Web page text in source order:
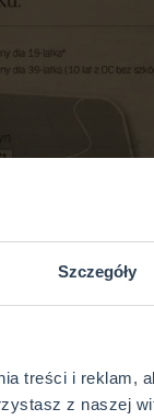
Szczegóły
treści i reklam,
z naszej